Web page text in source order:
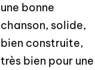
une bonne
chanson, solide,
bien construite,
très bien pour une